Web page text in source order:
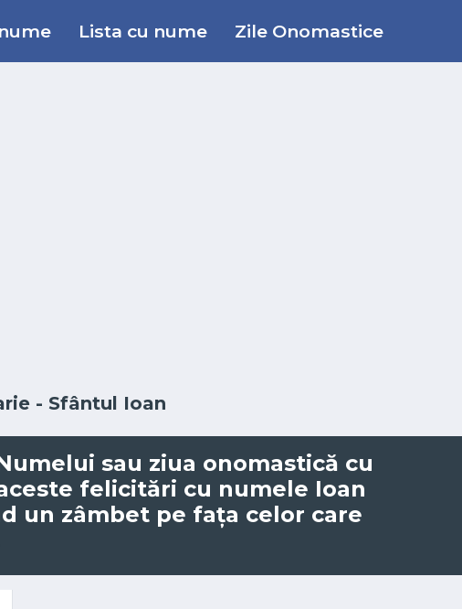
Lista cu nume Zile Onomastice
- Sfântul Ioan
sau ziua onomastică cu
felicitări cu numele Ioan
un zâmbet pe fața celor care